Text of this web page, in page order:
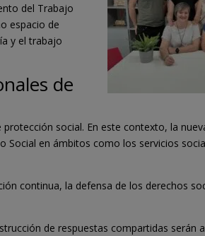
del Trabajo
espacio de
y el trabajo
de
social. En este contexto, la
en ámbitos como los servicios
continua, la defensa de los derechos
de respuestas compartidas serán